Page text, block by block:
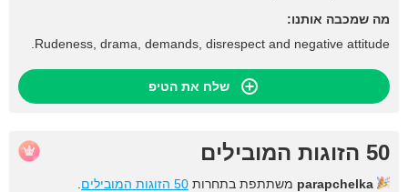
מה שמכבה אותנו:
Rudeness, drama, demands, disrespect and negative attitude.
שלח את הטיפ
50 הזוגות המובילים
parapchelka משתתפת בתחרות 50 הזוגות המובילים